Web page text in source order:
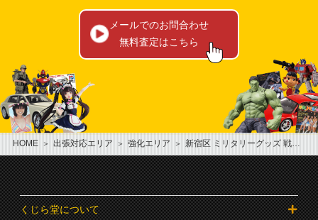
HOME 出張対応エリア 強化エリア 新宿区 ミリタリーグッズ 戦争物 軍隊物買取
メールでのお問合わせ
無料査定はこちら
くじら堂について